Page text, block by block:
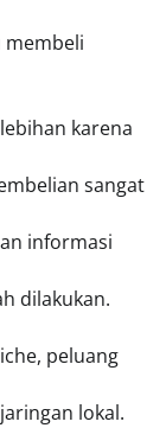
membeli
karena
sangat
informasi
dilakukan.
peluang
lokal.